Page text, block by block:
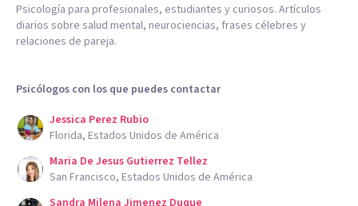
Psicología para profesionales, estudiantes y curiosos. Artículos
diarios sobre salud mental, neurociencias, frases célebres y
relaciones de pareja.
Psicólogos con los que puedes contactar
Jessica Perez Rubio
Florida, Estados Unidos de América
Maria De Jesus Gutierrez Tellez
San Francisco, Estados Unidos de América
Sandra Milena Jimenez Duque